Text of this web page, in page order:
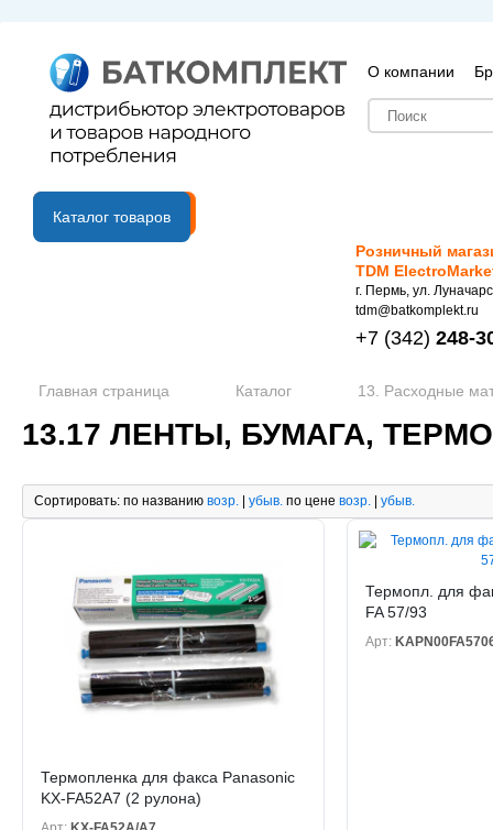
О компании
B2B портал
Каталог товаров
Розничный
TDM
г. Пермь, ул.
tdm@batkomplekt.ru
+7 (342) 248-
Главная страница Каталог 13. Расходные
13.17 ЛЕНТЫ, БУМАГА,
Сортировать: по названию возр. | убыв. по цене возр. | убыв.
Термопленка для факса Panasonic
KX-FA52A7 (2 рулона)
Термопл. для
FA 57/93
Арт: